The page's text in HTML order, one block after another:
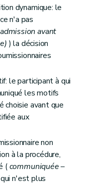
dynamique: le
n'a pas
avant
e) ) la décision
le participant à qui
les motifs
choisie avant que
aux
non
à la procédure,
(communiquée–
n'est plus